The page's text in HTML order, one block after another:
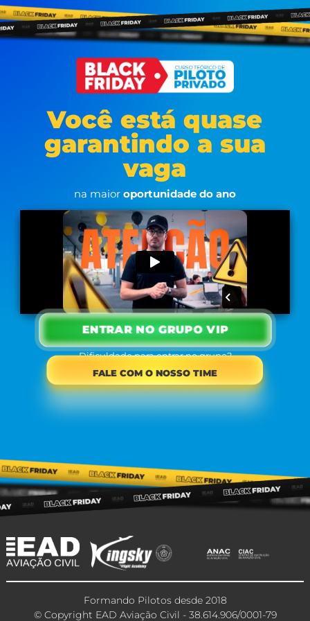
Você está quase
garantindo a sua
vaga
na maior oportunidade do ano
ENTRAR NO GRUPO VIP
Dificuldade para entrar no grupo?
FALE COM O NOSSO TIME
Formando Pilotos desde 2018
© Copyright EAD Aviação Civil - 38.614.906/0001-79